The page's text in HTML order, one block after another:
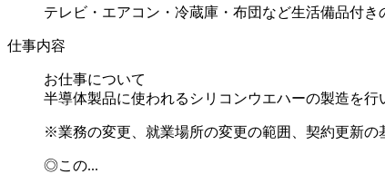
テレビ・エアコン・冷蔵庫・布団など生活備品付き
仕事内容
お仕事について
半導体製品に使われるシリコンウエハーの製造を
※業務の変更、就業場所の変更の範囲、契約更新の
◎この...